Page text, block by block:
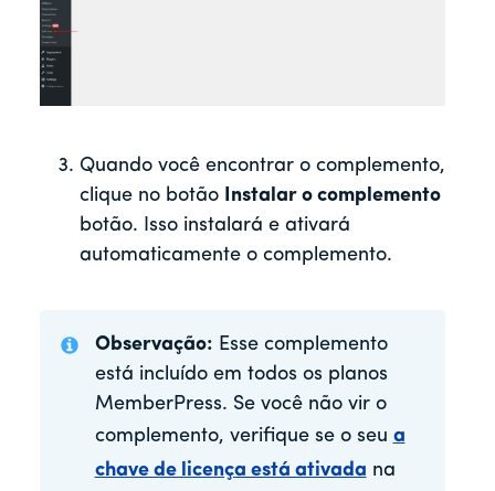
Quando você encontrar o complemento,
clique no botão Instalar o complemento
botão. Isso instalará e ativará
automaticamente o complemento.
Observação: Esse complemento
está incluído em todos os planos
MemberPress. Se você não vir o
complemento, verifique se o seu a
chave de licença está ativada na